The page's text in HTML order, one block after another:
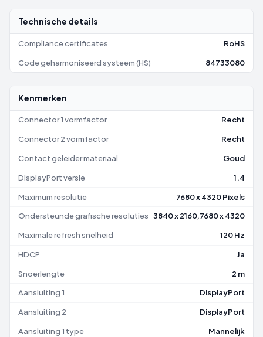
Technische details
Compliance certificates RoHS
Code geharmoniseerd systeem (HS) 84733080
Kenmerken
Connector 1 vormfactor Recht
Connector 2 vormfactor Recht
Contact geleider materiaal Goud
DisplayPort versie 1.4
Maximum resolutie 7680 x 4320 Pixels
Ondersteunde grafische resoluties 3840 x 2160,7680 x 4320
Maximale refresh snelheid 120 Hz
HDCP Ja
Snoerlengte 2 m
Aansluiting 1 DisplayPort
Aansluiting 2 DisplayPort
Aansluiting 1 type Mannelijk